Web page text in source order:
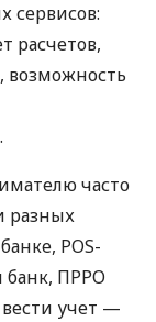
сервисов:
расчетов,
возможность
часто
разных
POS-
банк, ПРРО
вести учет —